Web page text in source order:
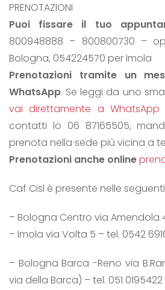
PRENOTAZIONI
Puoi fissare il tuo
800948888 – 800800730 –
Bologna, 054224570 per Imola
Prenotazioni tramite un
WhatsApp. Se leggi da uno
vai direttamente a WhatsApp
contatti lo 06 87165505,
prenota nella sede più vicina a
Prenotazioni anche online
Caf Cisl è presente nelle
– Bologna Centro via Amendola
– Imola via Volta 5 – tel. 0542
– Bologna Barca -Reno via
via della Barca) – tel. 051 0195422